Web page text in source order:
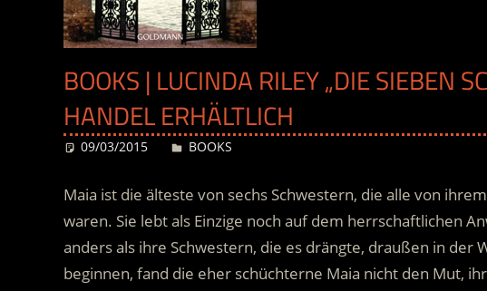
BOOKS | LUCINDA RILEY „DIE SIEBEN
HANDEL ERHÄLTLICH
09/03/2015 Desiree
BOOKS
Maia ist die älteste von sechs Schwestern, die alle von
waren. Sie lebt als Einzige noch auf dem herrschaftlichen
anders als ihre Schwestern, die es drängte, draußen in der
beginnen, fand die eher schüchterne Maia nicht den Mut,